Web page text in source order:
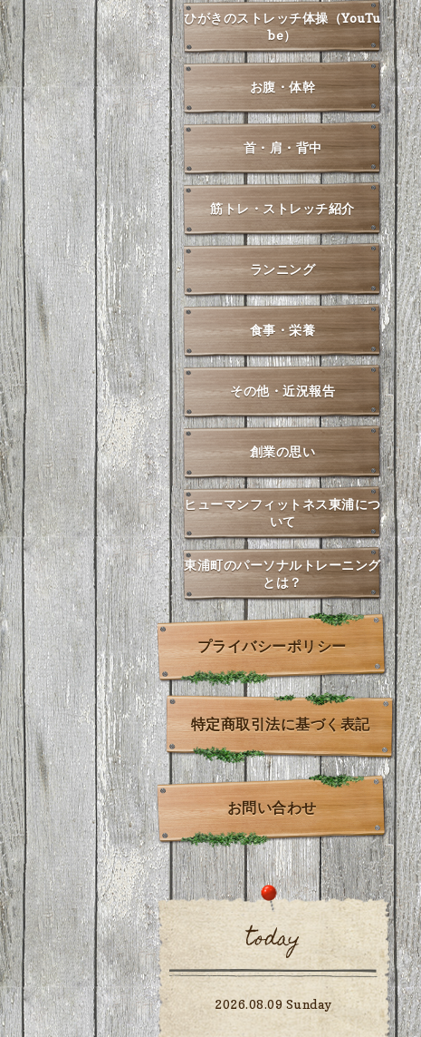
ひがきのストレッチ体操（YouTu
be）
お腹・体幹
首・肩・背中
筋トレ・ストレッチ紹介
ランニング
食事・栄養
その他・近況報告
創業の思い
ヒューマンフィットネス東浦につ
いて
東浦町のパーソナルトレーニング
とは？
プライバシーポリシー
特定商取引法に基づく表記
お問い合わせ
today
2026.08.09 Sunday